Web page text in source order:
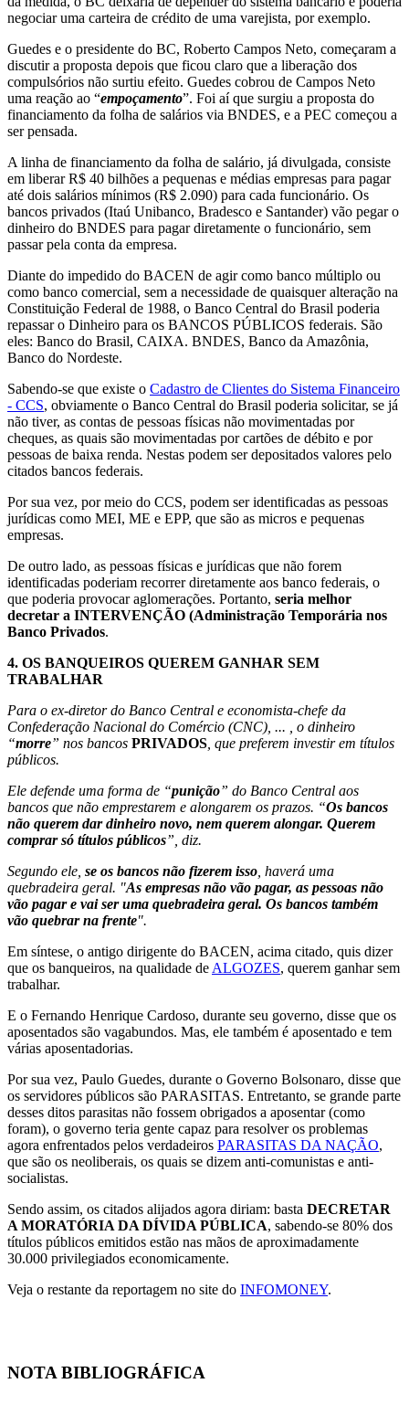
negociar uma carteira de crédito de uma varejista, por exemplo.
Guedes e o presidente do BC, Roberto Campos Neto, começaram a
discutir a proposta depois que ficou claro que a liberação dos
compulsórios não surtiu efeito. Guedes cobrou de Campos Neto
uma reação ao “empoçamento”. Foi aí que surgiu a proposta do
financiamento da folha de salários via BNDES, e a PEC começou a
ser pensada.
A linha de financiamento da folha de salário, já divulgada, consiste
em liberar R$ 40 bilhões a pequenas e médias empresas para pagar
até dois salários mínimos (R$ 2.090) para cada funcionário. Os
bancos privados (Itaú Unibanco, Bradesco e Santander) vão pegar o
dinheiro do BNDES para pagar diretamente o funcionário, sem
passar pela conta da empresa.
Diante do impedido do BACEN de agir como banco múltiplo ou
como banco comercial, sem a necessidade de quaisquer alteração na
Constituição Federal de 1988, o Banco Central do Brasil poderia
repassar o Dinheiro para os BANCOS PÚBLICOS federais. São
eles: Banco do Brasil, CAIXA. BNDES, Banco da Amazônia,
Banco do Nordeste.
Sabendo-se que existe o Cadastro de Clientes do Sistema Financeiro
- CCS, obviamente o Banco Central do Brasil poderia solicitar, se já
não tiver, as contas de pessoas físicas não movimentadas por
cheques, as quais são movimentadas por cartões de débito e por
pessoas de baixa renda. Nestas podem ser depositados valores pelo
citados bancos federais.
Por sua vez, por meio do CCS, podem ser identificadas as pessoas
jurídicas como MEI, ME e EPP, que são as micros e pequenas
empresas.
De outro lado, as pessoas físicas e jurídicas que não forem
identificadas poderiam recorrer diretamente aos banco federais, o
que poderia provocar aglomerações. Portanto, seria melhor
decretar a INTERVENÇÃO (Administração Temporária nos
Banco Privados.
4. OS BANQUEIROS QUEREM GANHAR SEM
TRABALHAR
Para o ex-diretor do Banco Central e economista-chefe da
Confederação Nacional do Comércio (CNC), ... , o dinheiro
“morre” nos bancos PRIVADOS , que preferem investir em títulos
públicos.
Ele defende uma forma de “punição” do Banco Central aos
bancos que não emprestarem e alongarem os prazos. “Os bancos
não querem dar dinheiro novo, nem querem alongar. Querem
comprar só títulos públicos”, diz.
Segundo ele, se os bancos não fizerem isso , haverá uma
quebradeira geral. "As empresas não vão pagar, as pessoas não
vão pagar e vai ser uma quebradeira geral. Os bancos também
vão quebrar na frente".
Em síntese, o antigo dirigente do BACEN, acima citado, quis dizer
que os banqueiros, na qualidade de ALGOZES, querem ganhar sem
trabalhar.
E o Fernando Henrique Cardoso, durante seu governo, disse que os
aposentados são vagabundos. Mas, ele também é aposentado e tem
várias aposentadorias.
Por sua vez, Paulo Guedes, durante o Governo Bolsonaro, disse que
os servidores públicos são PARASITAS. Entretanto, se grande parte
desses ditos parasitas não fossem obrigados a aposentar (como
foram), o governo teria gente capaz para resolver os problemas
agora enfrentados pelos verdadeiros PARASITAS DA NAÇÃO,
que são os neoliberais, os quais se dizem anti-comunistas e anti-
socialistas.
Sendo assim, os citados alijados agora diriam: basta DECRETAR
A MORATÓRIA DA DÍVIDA PÚBLICA, sabendo-se 80% dos
títulos públicos emitidos estão nas mãos de aproximadamente
30.000 privilegiados economicamente.
Veja o restante da reportagem no site do INFOMONEY.
NOTA BIBLIOGRÁFICA